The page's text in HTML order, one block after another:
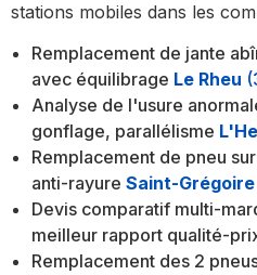
stations mobiles dans les
Remplacement de jante
avec équilibrage Le Rheu
Analyse de l'usure
gonflage, parallélisme
Remplacement de pneu
anti-rayure Saint-Grégoire
Devis comparatif multi-
meilleur rapport qualité-
Remplacement des 2